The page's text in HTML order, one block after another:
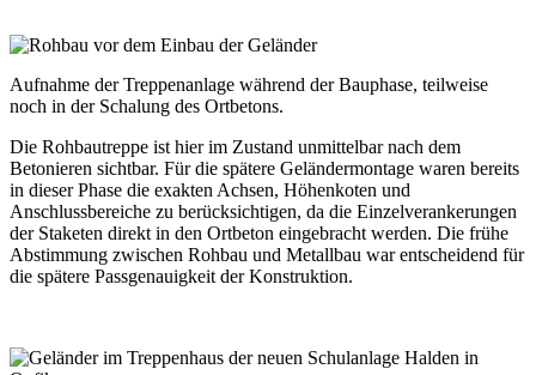
Aufnahme der Treppenanlage während der Bauphase, teilweise
noch in der Schalung des Ortbetons.
Die Rohbautreppe ist hier im Zustand unmittelbar nach dem
Betonieren sichtbar. Für die spätere Geländermontage waren bereits
in dieser Phase die exakten Achsen, Höhenkoten und
Anschlussbereiche zu berücksichtigen, da die Einzelverankerungen
der Staketen direkt in den Ortbeton eingebracht werden. Die frühe
Abstimmung zwischen Rohbau und Metallbau war entscheidend für
die spätere Passgenauigkeit der Konstruktion.